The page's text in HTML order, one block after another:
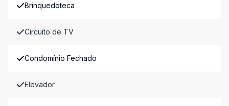
Brinquedoteca
Circuito de TV
Condomínio Fechado
Elevador